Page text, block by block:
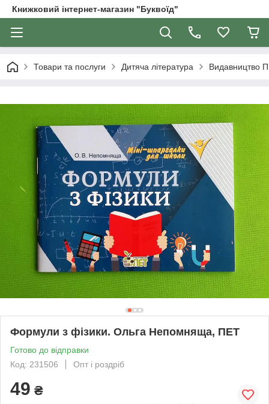
Книжковий інтернет-магазин "Буквоїд"
Товари та послуги Дитяча література Видавництво
Формули з фізики. Ольга Непомняща, ПЕТ
Готово до відправки
Код: 231506
Опт і роздріб
49 ₴